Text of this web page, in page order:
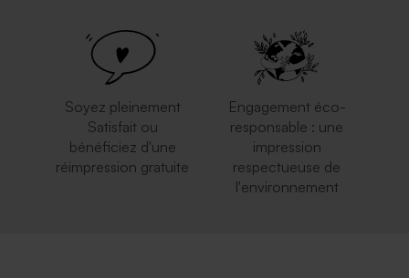
Soyez pleinement
Satisfait ou
bénéficiez d'une
réimpression gratuite
Engagement éco-
responsable : une
impression
respectueuse de
l'environnement